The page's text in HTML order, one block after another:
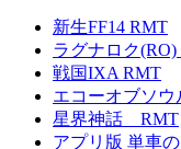
新生FF14 RMT
ラグナロク(RO)
戦国IXA RMT
エコーオブソウ
星界神話 RMT
アプリ版 単車